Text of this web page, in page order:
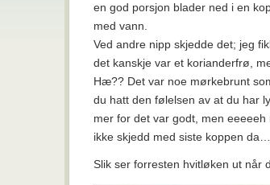
en god porsjon blader ned i en
med vann.
Ved andre nipp skjedde det; jeg
det kanskje var et korianderfrø,
Hæ?? Det var noe mørkebrunt
du hatt den følelsen av at du har
mer for det var godt, men
ikke skjedd med siste koppen
Slik ser forresten hvitløken ut når